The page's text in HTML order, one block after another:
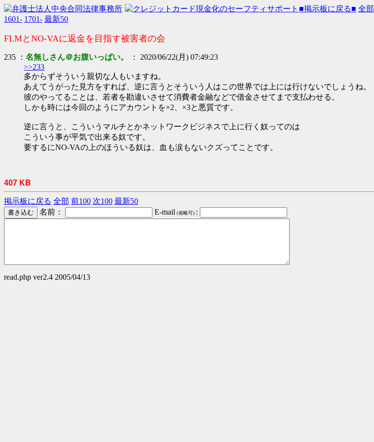
■掲示板に戻る■ 全部
1601- 1701- 最新50
FLMとNO-VAに返金を目指す被害者の会
235 ： 名無しさん＠お腹いっぱい。
： 2020/06/22(月) 07:49:23
>>233
多からずそういう親切な人もいますね。
あえてうがった見方をすれば、逆に言うとそういう人はこの世界では上には行けないでしょうね。
彼のやってることは、若者を勘違いさせて消費者金融などで借金させてまで支払わせる。
しかも時には今回のようにアカウントを×2、×3と悪質です。
逆に言うと、こういうマルチとかネットワークビジネスで上に行く奴ってのは
こういう事が平気で出来る奴です。
要するにNO-VAの上のほういる奴は、血も涙もないクズってことです。
407 KB
掲示板に戻る 全部 前100 次100 最新50
名前：
E-mail (省略可) :
read.php ver2.4 2005/04/13